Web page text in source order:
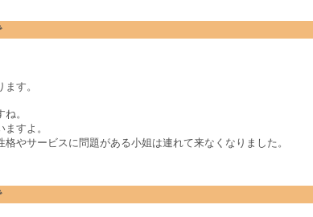
す。
。
すよ。
やサービスに問題がある小姐は連れて来なくなりました。